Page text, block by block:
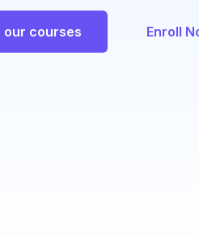
our courses Enroll